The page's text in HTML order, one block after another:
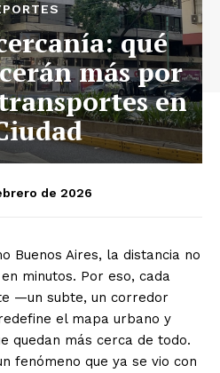
qué
más por
en
de 2026
Buenos Aires, la distancia no
minutos. Por eso, cada
—un subte, un corredor
el mapa urbano y
quedan más cerca de todo.
fenómeno que ya se vio con